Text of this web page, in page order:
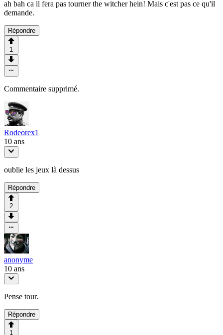
ah bah ca il fera pas tourner the witcher hein! Mais c'est pas ce qu'il
demande.
Répondre
1
Commentaire supprimé.
Rodeorex1
10 ans
oublie les jeux là dessus
Répondre
2
anonyme
10 ans
Pense tour.
Répondre
1